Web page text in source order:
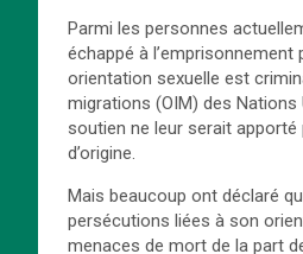
Parmi les personnes
échappé à
orientation sexuelle est
migrations (OIM) des Nations
soutien ne leur serait
d’origine.
Mais beaucoup ont déclaré
persécutions liées à son
menaces de mort de la part